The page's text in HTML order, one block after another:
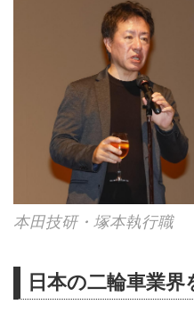
本田技研・塚本執行職
日本の二輪車業